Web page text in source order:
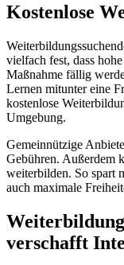
Kostenlose
vielfach fest, dass
Maßnahme fällig
Lernen mitunter eine
kostenlose
Umgebung.
Gemeinnützige
Gebühren. Außerdem
weiterbilden. So spart
auch maximale
verschafft